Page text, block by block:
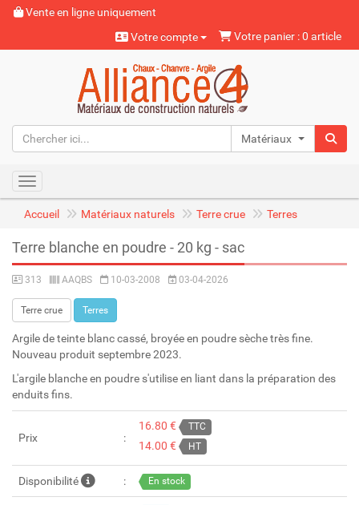
Vente en ligne uniquement
Votre compte
Votre panier : 0 article
Matériaux naturels
Toggle navigation
Accueil Matériaux naturels Terre crue Terres
Terre blanche en poudre - 20 kg - sac
313 AAQBS 10-03-2008 03-04-2026
Terre crue Terres
Argile de teinte blanc cassé, broyée en poudre sèche très fine.
Nouveau produit septembre 2023.
L'argile blanche en poudre s'utilise en liant dans la préparation des
enduits fins.
Prix
16.80 € TTC
14.00 € HT
Disponibilité En stock